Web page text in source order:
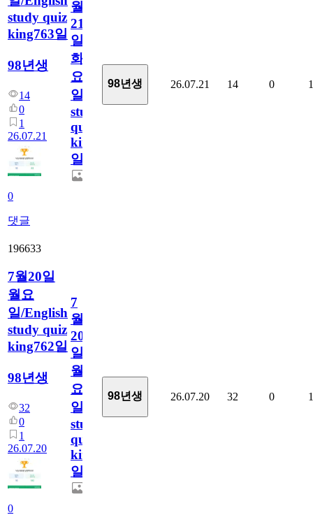
study quiz
king763일
98년생
14
0
1
26.07.21
0
댓글
월
21
일
화
요
일/English
study
quiz
king763
일
98년생 26.07.21 14 0 1
196633
7월20일
월요
일/English
study quiz
king762일
98년생
32
0
1
26.07.20
0
7
월
20
일
월
요
일/English
study
quiz
king762
일
98년생 26.07.20 32 0 1